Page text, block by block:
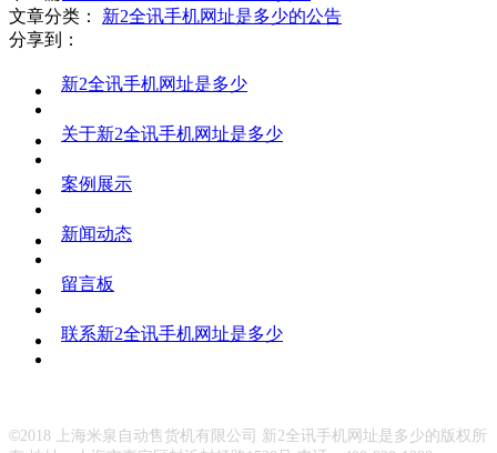
文章分类：
新2全讯手机网址是多少的公告
分享到：
新2全讯手机网址是多少
关于新2全讯手机网址是多少
案例展示
新闻动态
留言板
联系新2全讯手机网址是多少
©2018 上海米泉自动售货机有限公司 新2全讯手机网址是多少的版权所